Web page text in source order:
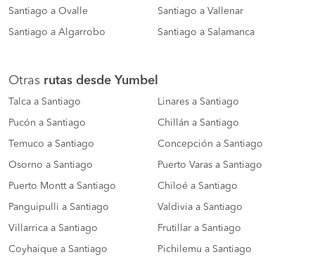
Santiago a Ovalle Santiago a Vallenar
Santiago a Algarrobo Santiago a Salamanca
Otras rutas desde Yumbel
Talca a Santiago Linares a Santiago
Pucón a Santiago Chillán a Santiago
Temuco a Santiago Concepción a Santiago
Osorno a Santiago Puerto Varas a Santiago
Puerto Montt a Santiago Chiloé a Santiago
Panguipulli a Santiago Valdivia a Santiago
Villarrica a Santiago Frutillar a Santiago
Coyhaique a Santiago Pichilemu a Santiago